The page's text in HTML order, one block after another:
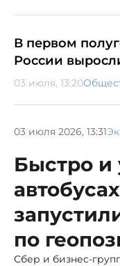
В первом
России
03 июля, 13:20
03 июля 2026, 13:31
Быстро и
по
Сбер и бизнес-